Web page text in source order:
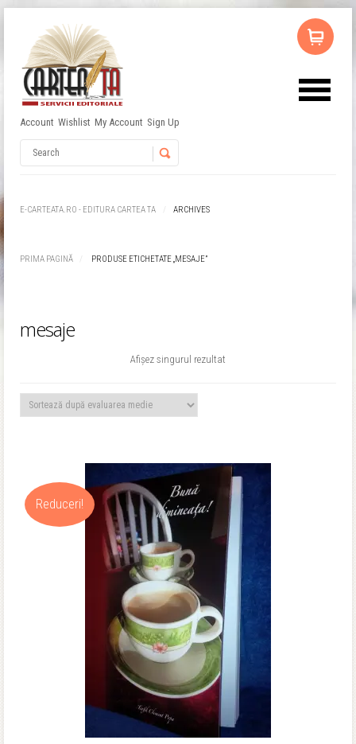
Account Wishlist My Account Sign Up
E-CARTEATA.RO - EDITURA CARTEA TA ARCHIVES
PRIMA PAGINĂ PRODUSE ETICHETATE „MESAJE”
mesaje
Afișez singurul rezultat
Reduceri!
Nu ai niciun produs în coș.